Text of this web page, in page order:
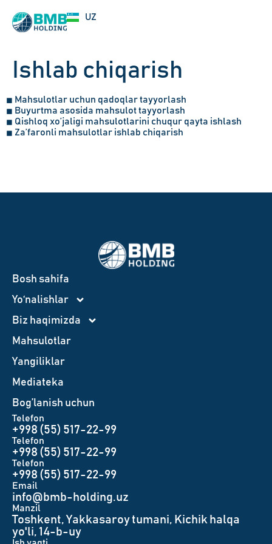
UZ
RU
Ishlab chiqarish
◼ Mahsulotlar uchun qadoqlar tayyorlash
◼ Buyurtma asosida mahsulot tayyorlash
◼ Qishloq xo’jaligi mahsulotlarini chuqur qayta ishlash
◼ Za’faronli mahsulotlar ishlab chiqarish
Bosh sahifa
Yo‘nalishlar
Biz haqimizda
Mahsulotlar
Yangiliklar
Mediateka
Bog’lanish uchun
Telefon
+998 (55) 517-22-99
Telefon
+998 (55) 517-22-99
Telefon
+998 (55) 517-22-99
Email
info@bmb-holding.uz​
Manzil
Toshkent, Yakkasaroy tumani, Kichik halqa
yo'li, 14-b-uy